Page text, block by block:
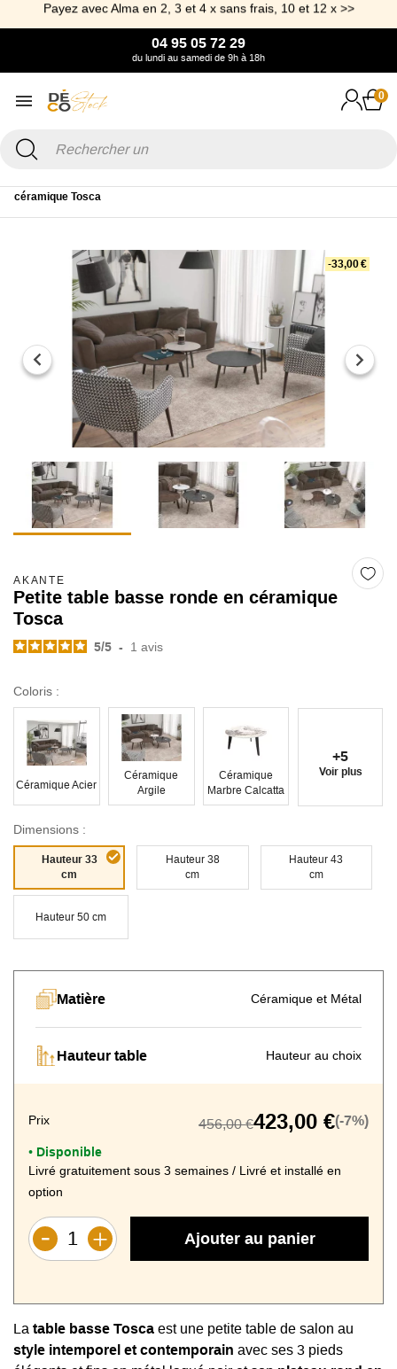
Payez avec Alma en 2, 3 et 4 x sans frais, 10 et 12 x >>
04 95 05 72 29
du lundi au samedi de 9h à 18h
0
céramique Tosca
-33,00 €
AKANTE
Petite table basse ronde en céramique
Tosca
5/5 - 1 avis
Coloris :
Céramique Acier
Céramique
Argile
Céramique
Marbre Calcatta
Céramique
Marbre
Marbre mat
Céramique
Titane
+5
Voir plus
Dimensions :
Hauteur 33
cm
Hauteur 38
cm
Hauteur 43
cm
Hauteur 50 cm
Matière Céramique et Métal
Hauteur table Hauteur au choix
Prix 456,00 €423,00 €(-7%)
• Disponible
Livré gratuitement sous 3 semaines / Livré et installé en
option
Ajouter au panier
La table basse Tosca est une petite table de salon au
style intemporel et contemporain avec ses 3 pieds